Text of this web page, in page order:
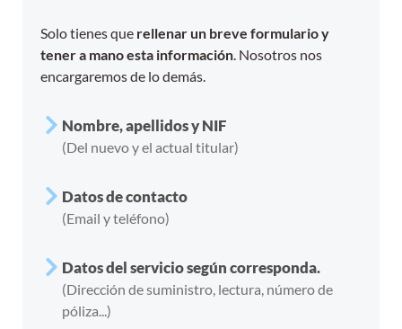
Solo tienes que rellenar un breve formulario y
tener a mano esta información. Nosotros nos
encargaremos de lo demás.
Nombre, apellidos y NIF
(Del nuevo y el actual titular)
Datos de contacto
(Email y teléfono)
Datos del servicio según corresponda.
(Dirección de suministro, lectura, número de
póliza...)